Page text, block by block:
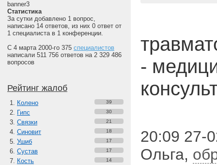
banner3
Статистика
За сутки добавлено 1 вопрос,
написано 14 ответов, из них 0 ответ от
1 специалиста в 1 конференции.
С 4 марта 2000-го 375 специалистов
написали 511 756 ответов на 2 329 486
вопросов
Рейтинг жалоб
Колено 39
Гипс 30
Связки 21
Синовит 18
Ушиб 17
Сустав 17
Кость 14
-
20:09 27-
Ольга,